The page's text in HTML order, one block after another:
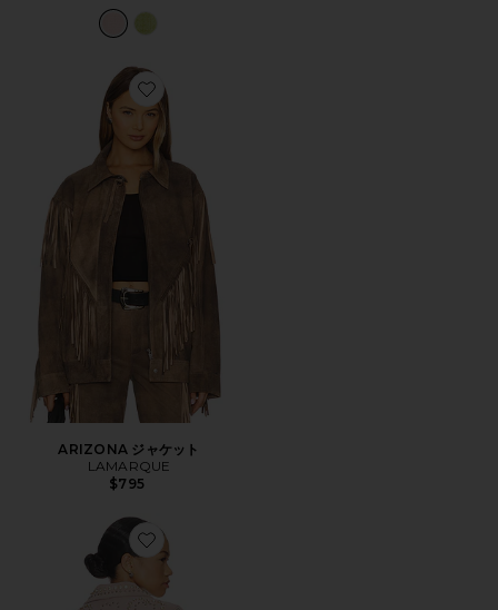
Favorite ARIZONA ジャケット
ARIZONA ジャケット
LAMARQUE
$795
Favorite WANTED ジャケット